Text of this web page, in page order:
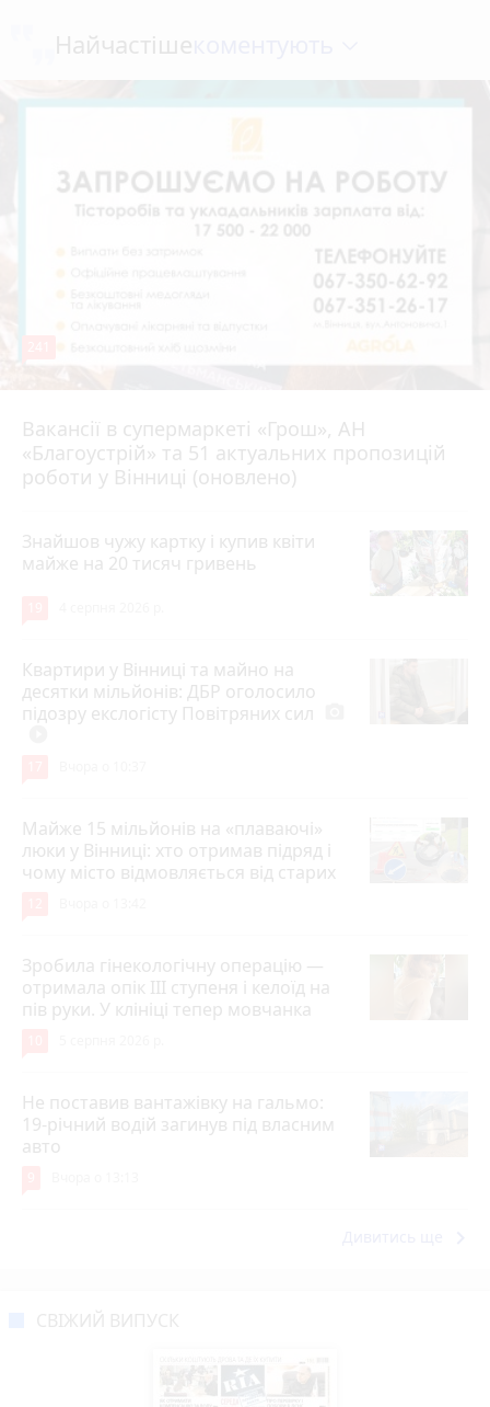
Найчастіше
Вакансії в супермаркеті «Грош», АН
«Благоустрій» та 51 актуальних пропозицій
роботи у Вінниці (оновлено)
4 серпня 2026 р.
Знайшов чужу картку і купив квіти
майже на 20 тисяч гривень
Квартири у Вінниці та майно на
десятки мільйонів: ДБР оголосило
підозру екслогісту Повітряних сил
Майже 15 мільйонів на «плаваючі»
люки у Вінниці: хто отримав підряд і
чому місто відмовляється від старих
Зробила гінекологічну операцію —
отримала опік ІІІ ступеня і келоїд на
пів руки. У клініці тепер мовчанка
Не поставив вантажівку на гальмо:
19-річний водій загинув під власним
авто